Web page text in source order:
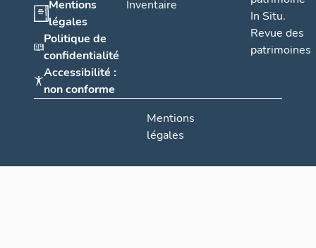
Mentions
légales
Politique de
confidentialité
Accessibilité :
non conforme
Inventaire
In Situ.
Revue des
patrimoines
Mentions
légales